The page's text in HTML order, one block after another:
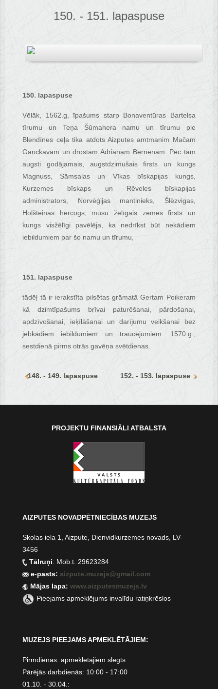
150. - 151. lapaspuse
150. lapaspuse
Vēlāk, 1562.g, īpašums starp Bonaventūras Bartelsa
tīrumu un Teņa Šūmahera namu un tīrumu pie
Blendīnes ceļa tika atdots Aizputes amtmanim Mačam
Ganckavam un drostam Adrianam Bernenam. Pēc tam
augsti godājamais, augstdzimušais firsts un kungs
Magnuss, Sāmsalas un Vīkas bīskapijas kungs,
Kurzemes bīskaps un Rēveles bīskapijas
administrators, Norvēģijas mantinieks, Šlēzvigas,
Holšteinas hercogs, mūsu žēlīgais zemes firsts un
kungs visžēlīgi pavēlēja, ka nedrīkst būt nekādiem
iebildumiem par šo namu un tīrumu,
151. lapaspuse
tādēļ tā ir ierakstīta pilsētas grāmatā Gertam Poikeram
kā dzimtīpašums brīvai paturēšanai, pārdošanai,
apdzīvošanai, ieķīlāšanai un darījumu veikšanai bez
jebkādiem iebildumiem un traucējumiem. 1570.g.,
sestdienā pirms otrās gavēņa svētdienas.
148. - 149. lapaspuse 152. - 153. lapaspuse
PROJEKTU FINANSIĀLI ATBALSTA
AIZPUTES NOVADPĒTNIECĪBAS MUZEJS
Skolas iela 1, Aizpute, Dienvidkurzemes novads, LV-
3456
Tālruņi: Mob.t. 29623284
e-pasts:aizpute.muzejs@gmail.com
Mājas lapa:www.aizputesmuzejs.lv
Pieejams apmeklējums invalīdu ratiņkrēslos
MUZEJS PIEEJAMS APMEKLĒTĀJIEM:
Pirmdienās: apmeklētājiem slēgts
Pārējās darbdienās: 10:00 - 17:00
01.10. - 30.04.: